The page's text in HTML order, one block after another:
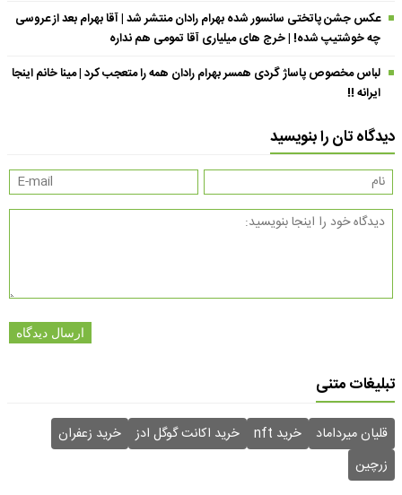
عکس جشن پاتختی سانسور شده بهرام رادان منتشر شد | آقا بهرام بعد از عروسی
چه خوشتیپ شده! | خرج های میلیاری آقا تمومی هم نداره
لباس مخصوص پاساژ گردی همسر بهرام رادان همه را متعجب کرد | مینا خانم اینجا
ایرانه !!
دیدگاه تان را بنویسید
ارسال دیدگاه
تبلیغات متنی
قلیان میرداماد خرید nft خرید اکانت گوگل ادز
خرید زعفران
زرچین